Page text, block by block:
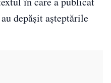
depășit așteptările